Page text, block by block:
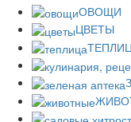
ОВОЩИ
ЦВЕТЫ